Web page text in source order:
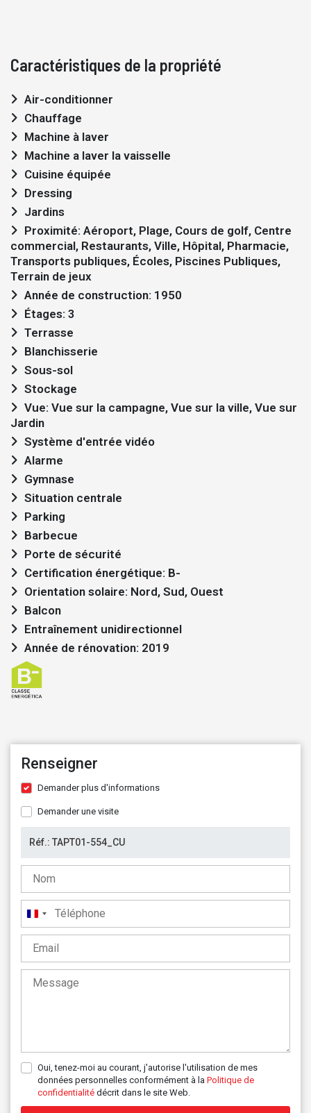
Caractéristiques de la propriété
Air-conditionner
Chauffage
Machine à laver
Machine a laver la vaisselle
Cuisine équipée
Dressing
Jardins
commercial, Restaurants, Ville, Hôpital, Pharmacie,
Transports publiques, Écoles, Piscines Publiques,
Terrain de jeux
Année de construction: 1950
Étages: 3
Terrasse
Blanchisserie
Sous-sol
Stockage
Jardin
Système d'entrée vidéo
Alarme
Gymnase
Situation centrale
Parking
Barbecue
Porte de sécurité
Certification énergétique: B-
Orientation solaire: Nord, Sud, Ouest
Balcon
Entraînement unidirectionnel
Année de rénovation: 2019
Renseigner
Demander plus d'informations
Demander une visite
France
+33
Oui, tenez-moi au courant, j'autorise l'utilisation de mes
données personnelles conformément à la Politique de
confidentialité décrit dans le site Web.